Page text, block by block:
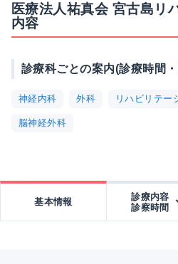
医療法人祐真会 宮古島リ
内容
診療科ごとの案内(診療時間
神経内科 外科 リハビリテー
脳神経外科
基本情報
診療内容
診察時間